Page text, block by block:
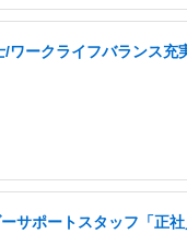
ワークライフバランス充
サポートスタッフ「正